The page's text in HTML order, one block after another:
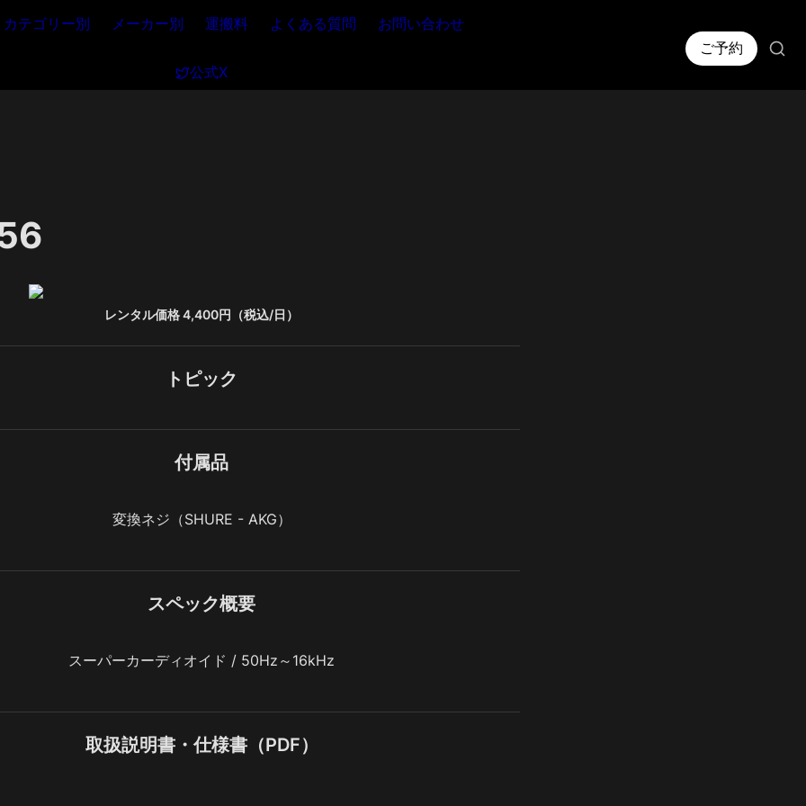
カテゴリー別 メーカー別 運搬料 よくある質問 お問い合わせ
公式X
ご予約
レンタル価格 4,400円（税込/日）
トピック
付属品
変換ネジ（SHURE - AKG）
スペック概要
スーパーカーディオイド / 50Hz～16kHz
取扱説明書・仕様書（PDF）